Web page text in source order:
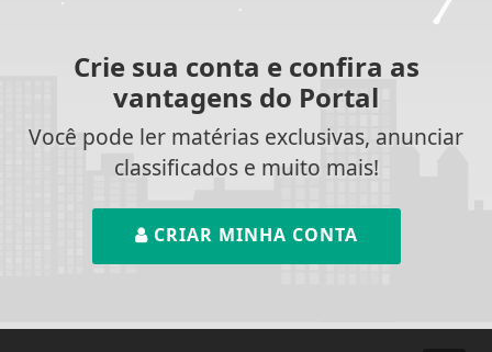
Crie sua conta e confira as
vantagens do Portal
Você pode ler matérias exclusivas, anunciar
classificados e muito mais!
CRIAR MINHA CONTA